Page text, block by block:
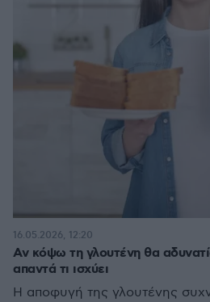
Αν κόψω τη γλουτένη θα
απαντά τι ισχύει
Η αποφυγή της γλουτένης
16.05.2026, 12:20